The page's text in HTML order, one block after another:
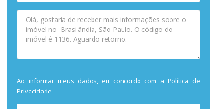
Ao informar meus dados, eu concordo com aPolítica de
Privacidade.